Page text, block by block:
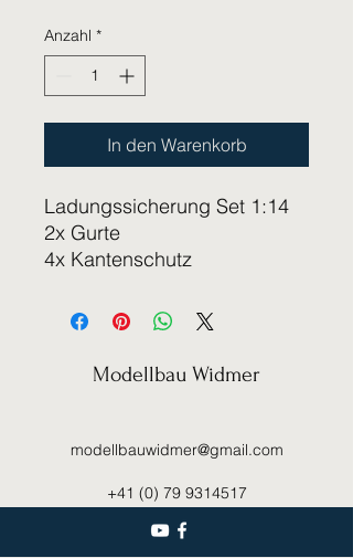
Anzahl *
In den Warenkorb
Ladungssicherung Set 1:14
2x Gurte
4x Kantenschutz
Modellbau Widmer
modellbauwidmer@gmail.com
+41 (0) 79 9314517